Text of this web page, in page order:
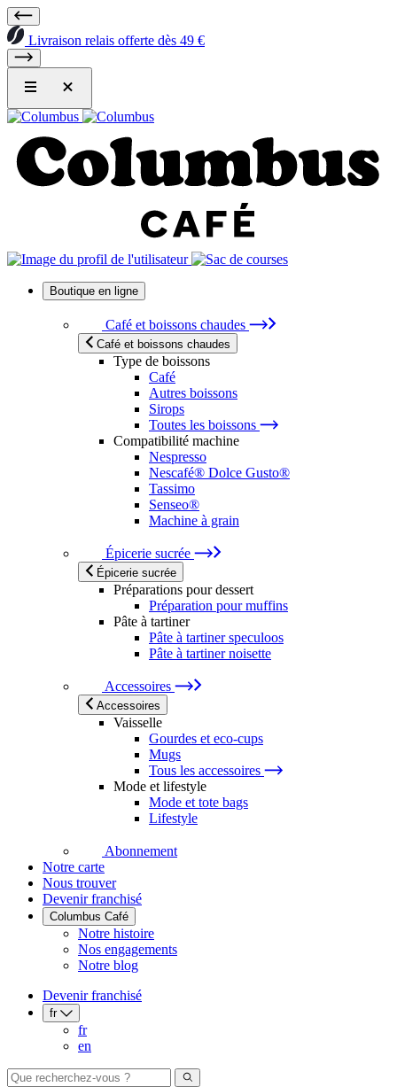
Livraison relais offerte dès 49 €
Boutique en ligne
Café et boissons chaudes
Café et boissons chaudes
Type de boissons
Café
Autres boissons
Sirops
Toutes les boissons
Compatibilité machine
Nespresso
Nescafé® Dolce Gusto®
Tassimo
Senseo®
Machine à grain
Épicerie sucrée
Épicerie sucrée
Préparations pour dessert
Préparation pour muffins
Pâte à tartiner
Pâte à tartiner speculoos
Pâte à tartiner noisette
Accessoires
Accessoires
Vaisselle
Gourdes et eco-cups
Mugs
Tous les accessoires
Mode et lifestyle
Mode et tote bags
Lifestyle
Abonnement
Notre carte
Nous trouver
Devenir franchisé
Columbus Café
Notre histoire
Nos engagements
Notre blog
Devenir franchisé
fr
fr
en